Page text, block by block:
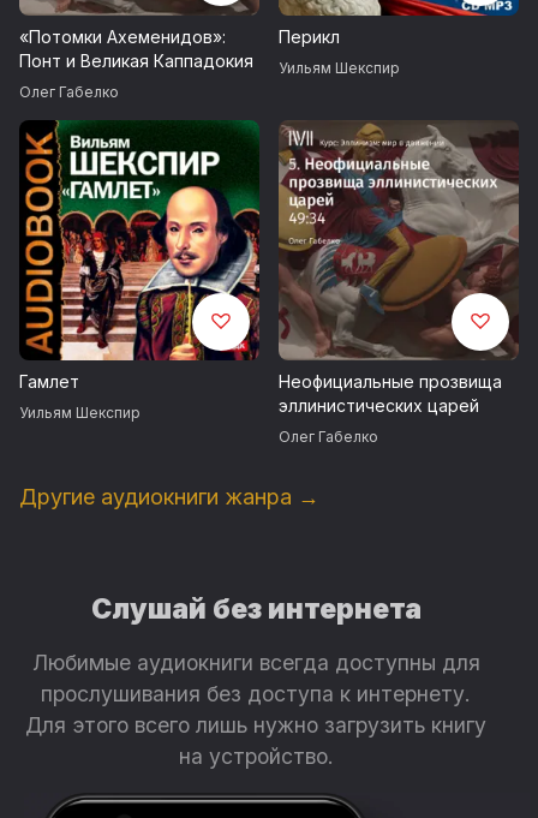
«Потомки Ахеменидов»:
Понт и Великая Каппадокия
Олег Габелко
Перикл
Уильям Шекспир
Гамлет
Уильям Шекспир
Неофициальные прозвища
эллинистических царей
Олег Габелко
Другие аудиокниги жанра →
Слушай без интернета
Любимые аудиокниги всегда доступны для
прослушивания без доступа к интернету.
Для этого всего лишь нужно загрузить книгу
на устройство.